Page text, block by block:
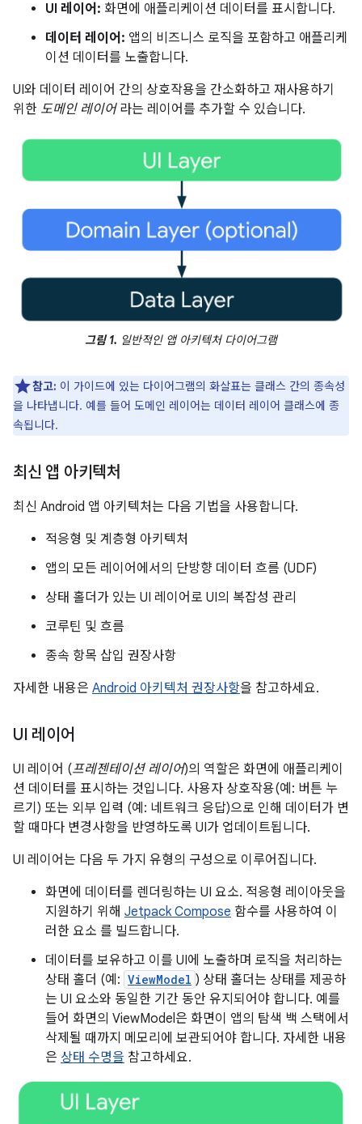
UI 레이어: 화면에 애플리케이션 데이터를 표시합니다.
데이터 레이어: 앱의 비즈니스 로직을 포함하고 애플리케
이션 데이터를 노출합니다.
UI와 데이터 레이어 간의 상호작용을 간소화하고 재사용하기
위한 도메인 레이어라는 레이어를 추가할 수 있습니다.
그림 1. 일반적인 앱 아키텍처 다이어그램
참고: 이 가이드에 있는 다이어그램의 화살표는 클래스 간의 종속성
을 나타냅니다. 예를 들어 도메인 레이어는 데이터 레이어 클래스에 종
속됩니다.
최신 앱 아키텍처
최신 Android 앱 아키텍처는 다음 기법을 사용합니다.
적응형 및 계층형 아키텍처
앱의 모든 레이어에서의 단방향 데이터 흐름 (UDF)
상태 홀더가 있는 UI 레이어로 UI의 복잡성 관리
코루틴 및 흐름
종속 항목 삽입 권장사항
자세한 내용은 Android 아키텍처 권장사항을 참고하세요.
UI 레이어
UI 레이어 (프레젠테이션 레이어)의 역할은 화면에 애플리케이
션 데이터를 표시하는 것입니다. 사용자 상호작용(예: 버튼 누
르기) 또는 외부 입력 (예: 네트워크 응답)으로 인해 데이터가 변
할 때마다 변경사항을 반영하도록 UI가 업데이트됩니다.
UI 레이어는 다음 두 가지 유형의 구성으로 이루어집니다.
화면에 데이터를 렌더링하는 UI 요소. 적응형 레이아웃을
지원하기 위해 Jetpack Compose 함수를 사용하여 이
러한 요소 를 빌드합니다.
데이터를 보유하고 이를 UI에 노출하며 로직을 처리하는
상태 홀더 (예: ViewModel ) 상태 홀더는 상태를 제공하
는 UI 요소와 동일한 기간 동안 유지되어야 합니다. 예를
들어 화면의 ViewModel은 화면이 앱의 탐색 백 스택에서
삭제될 때까지 메모리에 보관되어야 합니다. 자세한 내용
은 상태 수명을 참고하세요.